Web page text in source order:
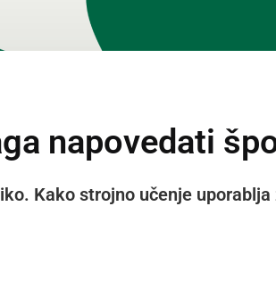
napovedati
Kako strojno učenje